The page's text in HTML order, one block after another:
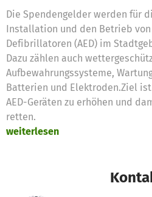
Die Spendengelder werden für
Installation und den Betrieb
Defibrillatoren (AED) im
Dazu zählen auch
Aufbewahrungssysteme,
Batterien und Elektroden.Ziel
AED-Geräten zu erhöhen und
retten.
weiterlesen